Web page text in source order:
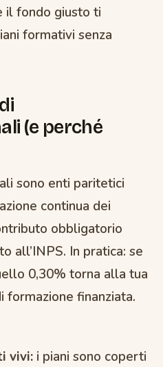
il fondo giusto ti
formativi senza
(e perché
sono enti paritetici
continua dei
obbligatorio
all’INPS. In pratica: se
0,30% torna alla tua
finanziata.
vivi: i piani sono coperti